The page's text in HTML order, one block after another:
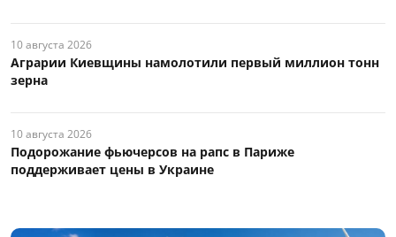
10 августа 2026
Аграрии Киевщины намолотили первый миллион тонн
зерна
10 августа 2026
Подорожание фьючерсов на рапс в Париже
поддерживает цены в Украине